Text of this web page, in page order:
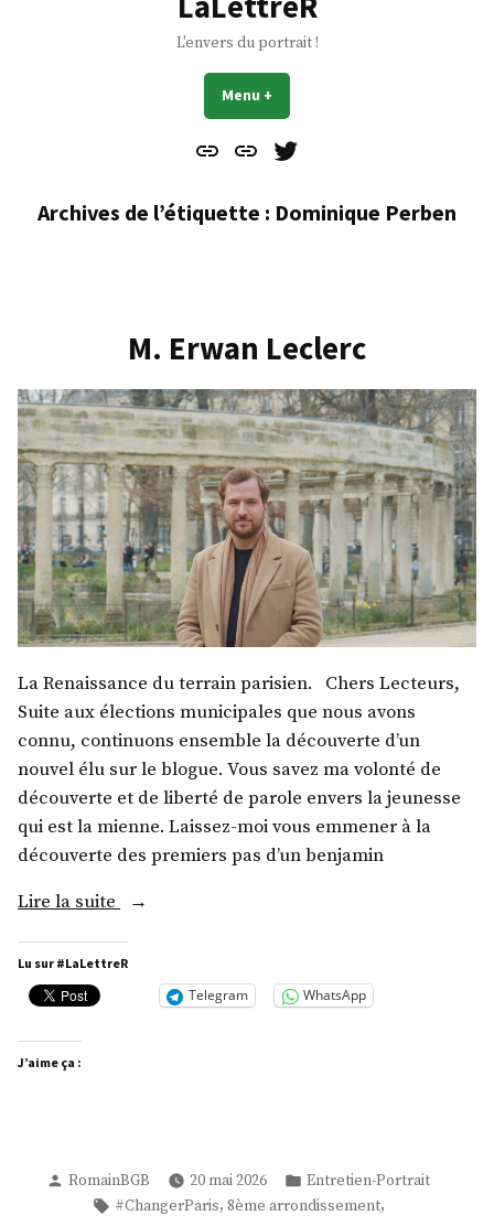
L'envers du portrait !
Menu +
Contact
À
Mes
Archives de l’étiquette : Dominique Perben
M. Erwan Leclerc
La Renaissance du terrain parisien. Chers Lecteurs,
Suite aux élections municipales que nous avons
connu, continuons ensemble la découverte d’un
nouvel élu sur le blogue. Vous savez ma volonté de
découverte et de liberté de parole envers la jeunesse
qui est la mienne. Laissez-moi vous emmener à la
découverte des premiers pas d’un benjamin
Lire la suite « M.
Leclerc »
Lu sur #LaLettreR
Telegram WhatsApp
J’aime ça :
Publié
RomainBGB 20 mai 2026
Publié
dans
Entretien-Portrait
Étiquettes :
#ChangerParis, 8ème arrondissement,